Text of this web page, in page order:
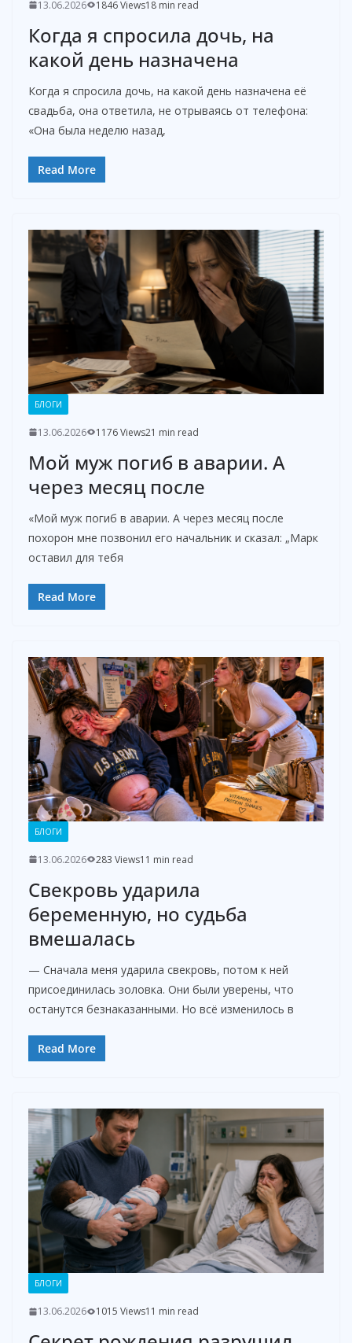
13.06.2026 1846 Views18 min read
Когда я спросила дочь, на
какой день назначена
Когда я спросила дочь, на какой день назначена её
свадьба, она ответила, не отрываясь от телефона:
«Она была неделю назад,
Read More
БЛОГИ
13.06.2026 1176 Views21 min read
Мой муж погиб в аварии. А
через месяц после
«Мой муж погиб в аварии. А через месяц после
похорон мне позвонил его начальник и сказал: „Марк
оставил для тебя
Read More
БЛОГИ
13.06.2026 283 Views11 min read
Свекровь ударила
беременную, но судьба
вмешалась
— Сначала меня ударила свекровь, потом к ней
присоединилась золовка. Они были уверены, что
останутся безнаказанными. Но всё изменилось в
Read More
БЛОГИ
13.06.2026 1015 Views11 min read